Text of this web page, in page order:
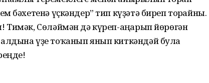
бәхетенә үҫкәндер” тип күҙәтә биреп торғайны.
Сөләймән дә күреп-аңғарып йөрөгән
үҙе тоҡанып янып киткәндәй була